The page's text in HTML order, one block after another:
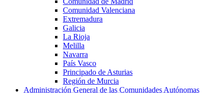
Comunidad Valenciana
Extremadura
Galicia
La Rioja
Melilla
Navarra
País Vasco
Principado de Asturias
Región de Murcia
Administración General de las Comunidades Autónomas